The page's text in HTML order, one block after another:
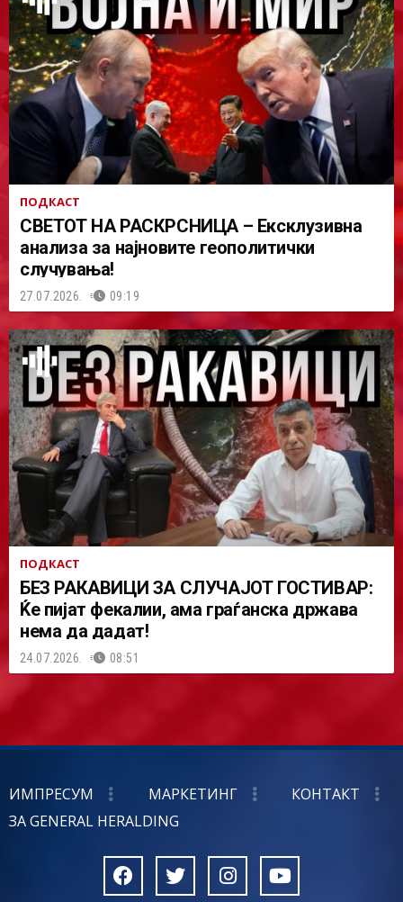
ПОДКАСТ
СВЕТОТ НА РАСКРСНИЦА – Ексклузивна
анализа за најновите геополитички
случувања!
27.07.2026. 09:19
ПОДКАСТ
БЕЗ РАКАВИЦИ ЗА СЛУЧАЈОТ ГОСТИВАР:
Ќе пијат фекалии, ама граѓанска држава
нема да дадат!
24.07.2026. 08:51
ИМПРЕСУМ МАРКЕТИНГ
КОНТАКТ
ЗА GENERAL HERALDING